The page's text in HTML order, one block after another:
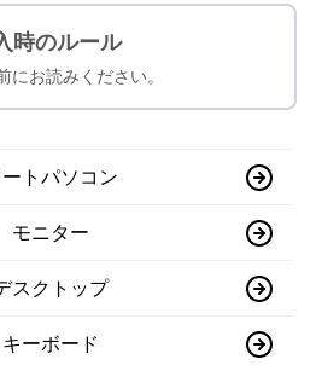
時のルール
にお読みください。
ートパソコン
モニター
スクトップ
キーボード